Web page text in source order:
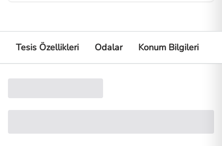
Tesis Özellikleri Odalar Konum Bilgileri